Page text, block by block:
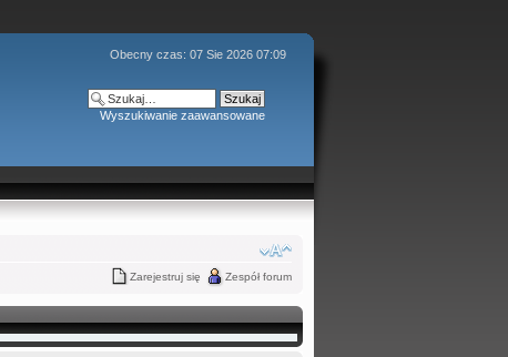
Obecny czas: 07 Sie 2026 07:09
Wyszukiwanie zaawansowane
Zarejestruj się Zespół forum